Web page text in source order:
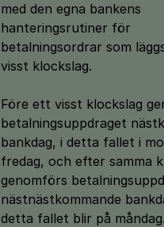
med den egna bankens
hanteringsrutiner för
betalningsordrar som
visst klockslag.
Före ett visst klockslag
betalningsuppdraget
bankdag, i detta fallet i
fredag, och efter samma
genomförs
nästnästkommande
detta fallet blir på måndag.